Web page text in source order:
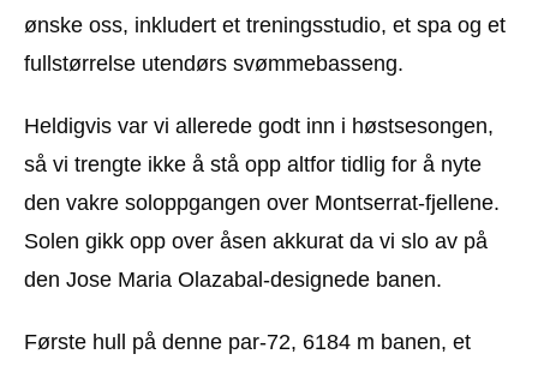
ønske oss, inkludert et treningsstudio, et spa og et
fullstørrelse utendørs svømmebasseng.
Heldigvis var vi allerede godt inn i høstsesongen,
så vi trengte ikke å stå opp altfor tidlig for å nyte
den vakre soloppgangen over Montserrat-fjellene.
Solen gikk opp over åsen akkurat da vi slo av på
den Jose Maria Olazabal-designede banen.
Første hull på denne par-72, 6184 m banen, et